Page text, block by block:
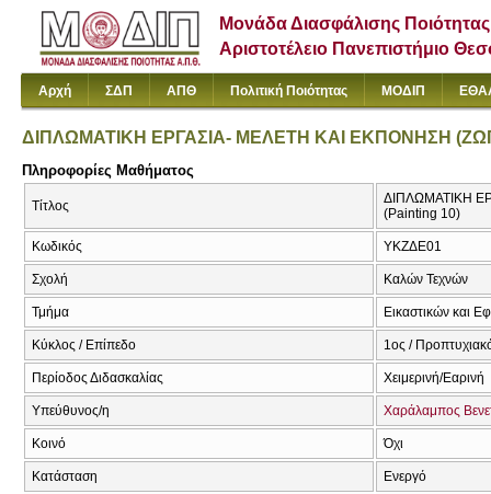
Μονάδα Διασφάλισης Ποιότητας
Αριστοτέλειο Πανεπιστήμιο
Αρχή ΣΔΠ ΑΠΘ Πολιτική Ποιότητας ΜΟΔΙΠ
ΔΙΠΛΩΜΑΤΙΚΗ ΕΡΓΑΣΙΑ- ΜΕΛΕΤΗ ΚΑΙ ΕΚΠΟΝΗΣΗ
Πληροφορίες Μαθήματος
Τίτλος
ΔΙΠΛΩΜΑΤΙΚΗ
(Painting 10)
Κωδικός ΥΚΖΔΕ01
Σχολή Καλών Τεχνών
Τμήμα Εικαστικών και
Κύκλος / Επίπεδο 1ος /
Περίοδος Διδασκαλίας Χειμερινή/Εαρινή
Υπεύθυνος/η Χαράλαμπος
Κοινό Όχι
Κατάσταση Ενεργό